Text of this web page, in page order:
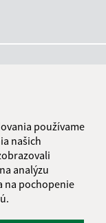
používame
našich
analýzu
na pochopenie